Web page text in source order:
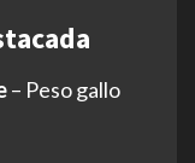
– Peso gallo